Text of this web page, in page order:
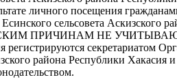
личного посещения
сельсовета Аскизского
ПРИЧИНАМ НЕ
регистрируются секретариатом
района Республики Хакасия